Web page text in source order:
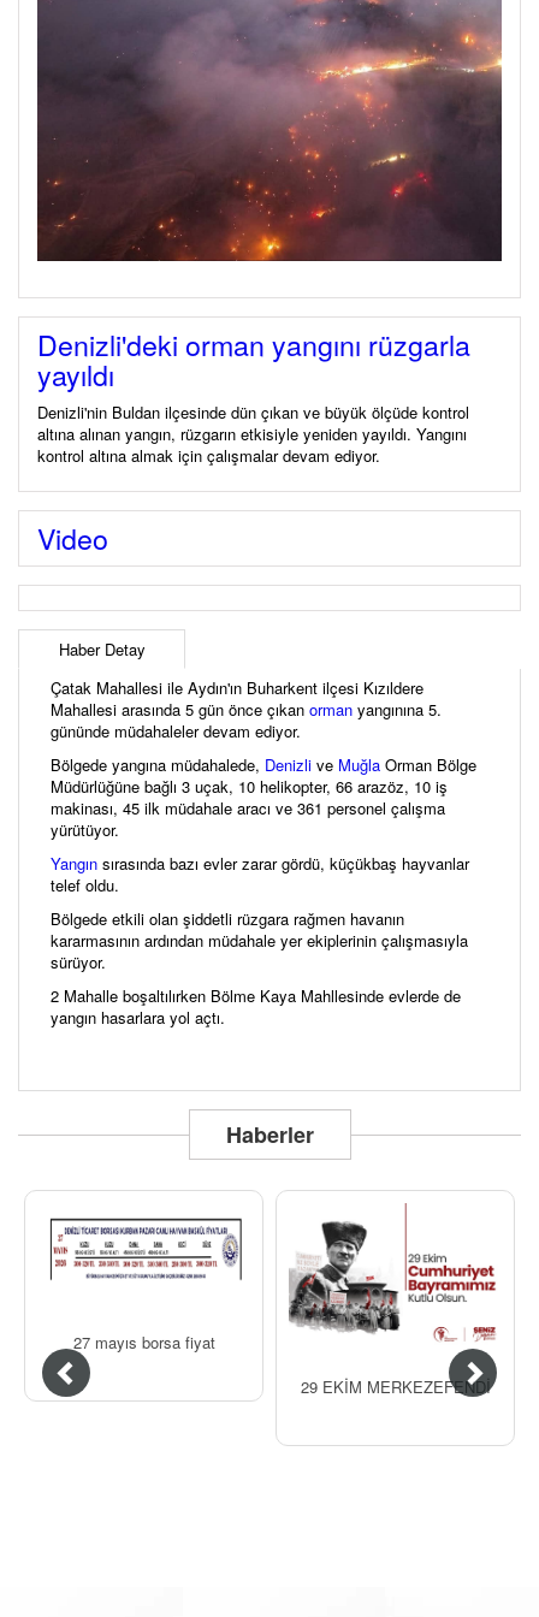
Denizli'deki orman yangını rüzgarla
yayıldı
Denizli'nin Buldan ilçesinde dün çıkan ve büyük ölçüde kontrol
altına alınan yangın, rüzgarın etkisiyle yeniden yayıldı. Yangını
kontrol altına almak için çalışmalar devam ediyor.
Video
Haber Detay
Çatak Mahallesi ile Aydın'ın Buharkent ilçesi Kızıldere
Mahallesi arasında 5 gün önce çıkan orman yangınına 5.
gününde müdahaleler devam ediyor.
Bölgede yangına müdahalede, Denizli ve Muğla Orman Bölge
Müdürlüğüne bağlı 3 uçak, 10 helikopter, 66 arazöz, 10 iş
makinası, 45 ilk müdahale aracı ve 361 personel çalışma
yürütüyor.
Yangın sırasında bazı evler zarar gördü, küçükbaş hayvanlar
telef oldu.
Bölgede etkili olan şiddetli rüzgara rağmen havanın
kararmasının ardından müdahale yer ekiplerinin çalışmasıyla
sürüyor.
2 Mahalle boşaltılırken Bölme Kaya Mahllesinde evlerde de
yangın hasarlara yol açtı.
Haberler
27 mayıs borsa fiyat
29 EKİM MERKEZEFENDİ